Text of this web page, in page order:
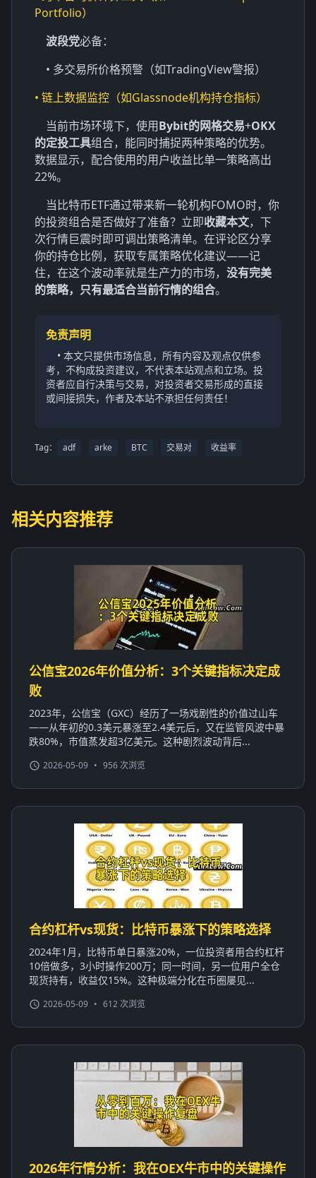
Portfolio）
波段党必备：
• 多交易所价格预警（如TradingView警报）
• 链上数据监控（如Glassnode机构持仓指标）
当前市场环境下，使用Bybit的网格交易+OKX
的定投工具组合，能同时捕捉两种策略的优势。
数据显示，配合使用的用户收益比单一策略高出
22%。
当比特币ETF通过带来新一轮机构FOMO时，你
的投资组合是否做好了准备？立即收藏本文，下
次行情巨震时即可调出策略清单。在评论区分享
你的持仓比例，获取专属策略优化建议——记
住，在这个波动率就是生产力的市场， 没有完美
的策略，只有最适合当前行情的组合。
免责声明
• 本文只提供市场信息，所有内容及观点仅供参
考，不构成投资建议，不代表本站观点和立场。投
资者应自行决策与交易，对投资者交易形成的直接
或间接损失，作者及本站不承担任何责任！
Tag： adf arke BTC 交易对 收益率
相关内容推荐
公信宝2026年价值分析：3个关键指标决定成
败
2023年，公信宝（GXC）经历了一场戏剧性的价值过山车
——从年初的0.3美元暴涨至2.4美元后，又在监管风波中暴
跌80%，市值蒸发超3亿美元。这种剧烈波动背后...
2026-05-09 • 956 次浏览
合约杠杆vs现货：比特币暴涨下的策略选择
2024年1月，比特币单日暴涨20%，一位投资者用合约杠杆
10倍做多，3小时操作200万；同一时间，另一位用户全仓
现货持有，收益仅15%。这种极端分化在币圈屡见...
2026-05-09 • 612 次浏览
2026年行情分析：我在OEX牛市中的关键操作